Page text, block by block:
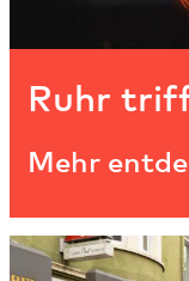
Ruhr
Mehr